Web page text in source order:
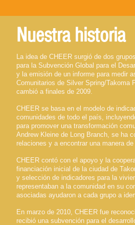
Nuestra historia
La idea de CHEER surgió de dos
para la Subvención Global para el
y la emisión de un informe para medir
Comunitarios de Silver Spring/Takoma
cambió a finales de 2009.
CHEER se basa en el modelo de
comunidades de todo el país,
para promover una transformación
Andrew Kleine de Long Branch, se ha
relaciones y a encontrar una manera
CHEER contó con el apoyo y la
financiación inicial de la ciudad de
y selección de indicadores para la
representaban a la comunidad en su
asociadas ayudaron a cada grupo a
En marzo de 2010, CHEER fue
recibió una subvención para el